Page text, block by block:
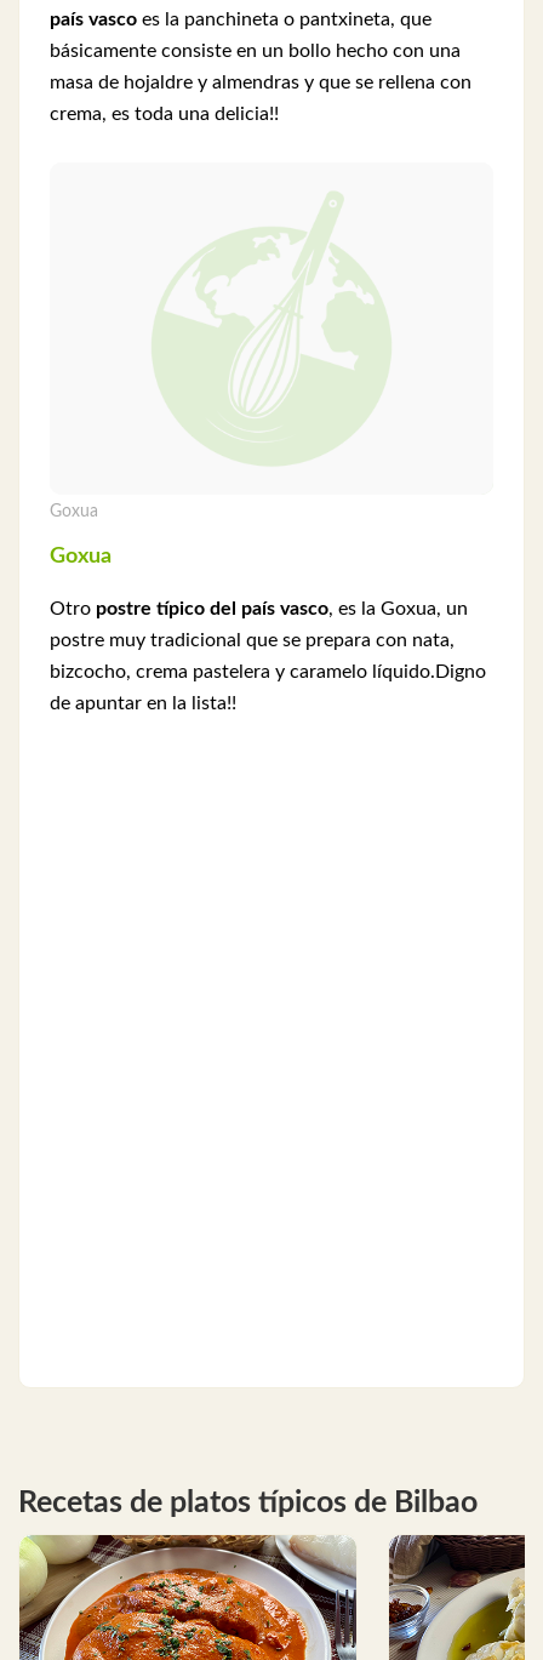
país vasco es la panchineta o pantxineta, que
básicamente consiste en un bollo hecho con una
masa de hojaldre y almendras y que se rellena con
crema, es toda una delicia!!
Goxua
Goxua
Otro postre típico del país vasco, es la Goxua, un
postre muy tradicional que se prepara con nata,
bizcocho, crema pastelera y caramelo líquido.Digno
de apuntar en la lista!!
Recetas de platos típicos de Bilbao